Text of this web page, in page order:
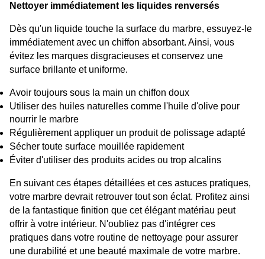
Nettoyer immédiatement les liquides renversés
Dès qu'un liquide touche la surface du marbre, essuyez-le
immédiatement avec un chiffon absorbant. Ainsi, vous
évitez les marques disgracieuses et conservez une
surface brillante et uniforme.
Avoir toujours sous la main un chiffon doux
Utiliser des huiles naturelles comme l'huile d'olive pour
nourrir le marbre
Régulièrement appliquer un produit de polissage adapté
Sécher toute surface mouillée rapidement
Éviter d'utiliser des produits acides ou trop alcalins
En suivant ces étapes détaillées et ces astuces pratiques,
votre marbre devrait retrouver tout son éclat. Profitez ainsi
de la fantastique finition que cet élégant matériau peut
offrir à votre intérieur. N'oubliez pas d'intégrer ces
pratiques dans votre routine de nettoyage pour assurer
une durabilité et une beauté maximale de votre marbre.